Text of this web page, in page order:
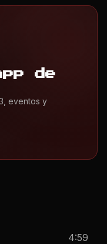
de
eventos y
4:59